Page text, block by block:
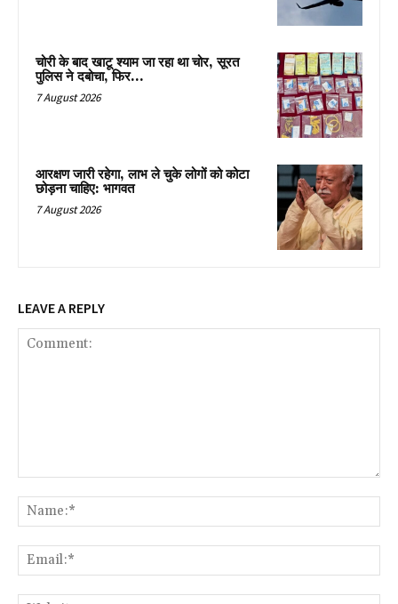
चोरी के बाद खाटू श्याम जा रहा था चोर, सूरत
पुलिस ने दबोचा, फिर…
7 August 2026
आरक्षण जारी रहेगा, लाभ ले चुके लोगों को कोटा
छोड़ना चाहिए: भागवत
7 August 2026
LEAVE A REPLY